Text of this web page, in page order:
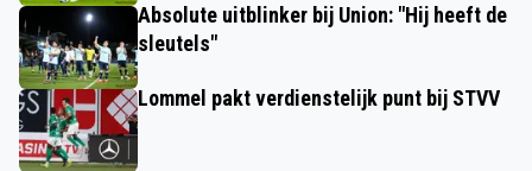
Absolute uitblinker bij Union: "Hij heeft de
sleutels"
Lommel pakt verdienstelijk punt bij STVV